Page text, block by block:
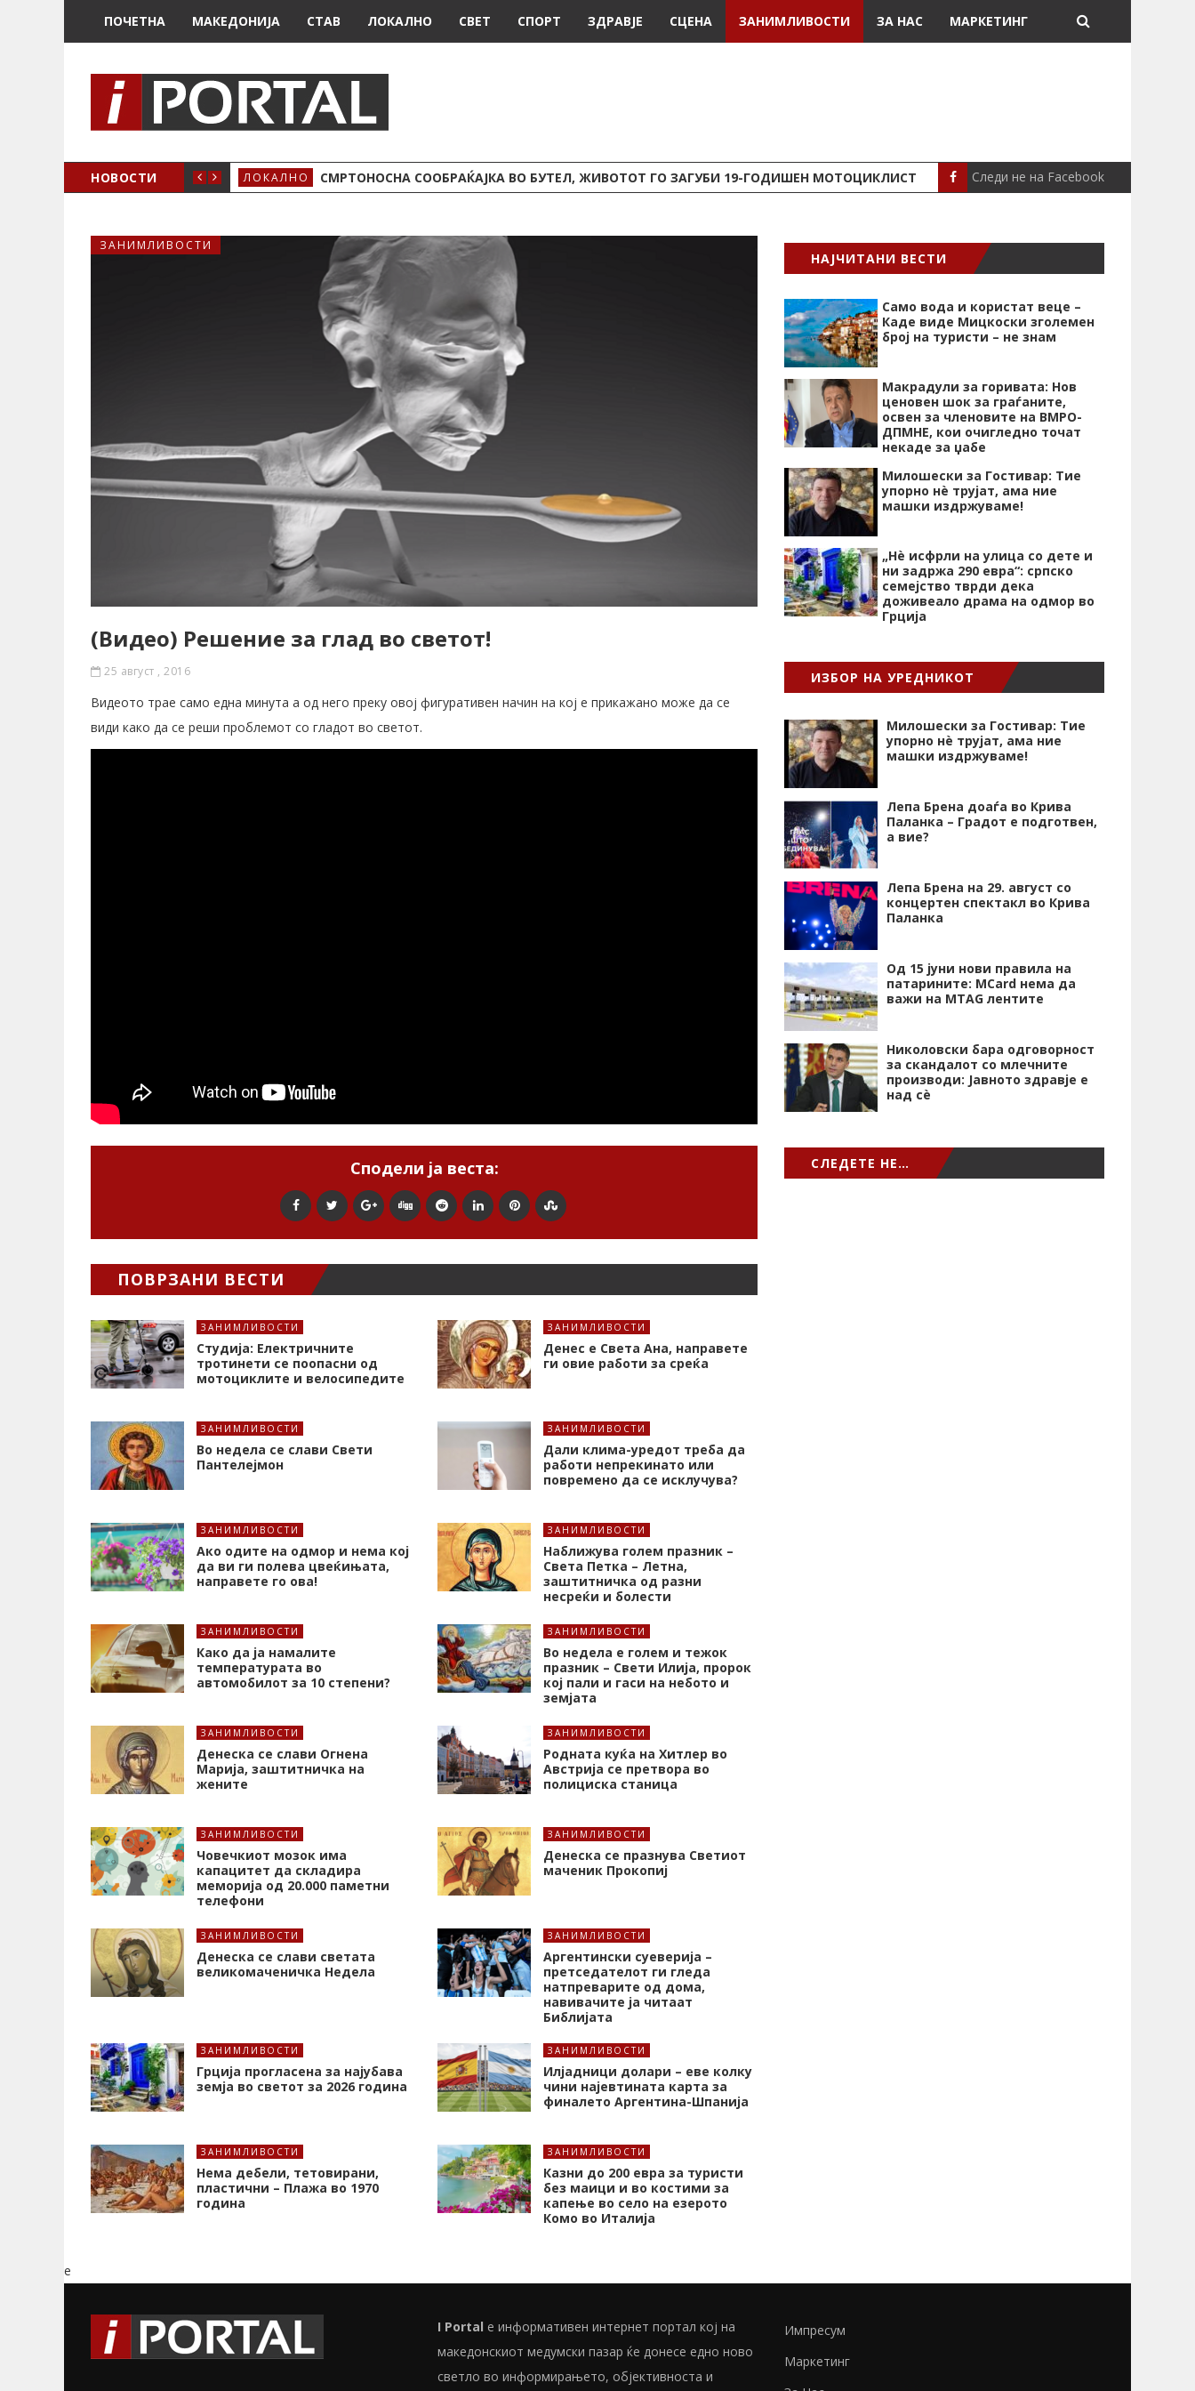
ПОЧЕТНА МАКЕДОНИЈА СТАВ ЛОКАЛНО СВЕТ СПОРТ ЗДРАВЈЕ СЦЕНА ЗАНИМЛИВОСТИ ЗА НАС МАРКЕТИНГ
НОВОСТИ ЛОКАЛНО СМРТОНОСНА СООБРАЌАЈКА ВО БУТЕЛ, ЖИВОТОТ ГО ЗАГУБИ 19-ГОДИШЕН МОТОЦИКЛИСТ СЦЕНА СЕВЕРИНА ВО
Следи не на Facebook
ЗАНИМЛИВОСТИ
(Видео) Решение за глад во светот!
25 август , 2016
Видеото трае само една минута а од него преку овој фигуративен начин на кој е прикажано може да се
види како да се реши проблемот со гладот во светот.
Сподели ја веста:
ПОВРЗАНИ ВЕСТИ
ЗАНИМЛИВОСТИ
Студија: Електричните
тротинети се поопасни од
мотоциклите и велосипедите
ЗАНИМЛИВОСТИ
Денес е Света Ана, направете
ги овие работи за среќа
ЗАНИМЛИВОСТИ
Во недела се слави Свети
Пантелејмон
ЗАНИМЛИВОСТИ
Дали клима-уредот треба да
работи непрекинато или
повремено да се исклучува?
ЗАНИМЛИВОСТИ
Ако одите на одмор и нема кој
да ви ги полева цвеќињата,
направете го ова!
ЗАНИМЛИВОСТИ
Наближува голем празник –
Света Петка – Летна,
заштитничка од разни
несреќи и болести
ЗАНИМЛИВОСТИ
Како да ја намалите
температурата во
автомобилот за 10 степени?
ЗАНИМЛИВОСТИ
Во недела е голем и тежок
празник – Свети Илија, пророк
кој пали и гаси на небото и
земјата
ЗАНИМЛИВОСТИ
Денеска се слави Огнена
Марија, заштитничка на
жените
ЗАНИМЛИВОСТИ
Родната куќа на Хитлер во
Австрија се претвора во
полициска станица
ЗАНИМЛИВОСТИ
Човечкиот мозок има
капацитет да складира
меморија од 20.000 паметни
телефони
ЗАНИМЛИВОСТИ
Денеска се празнува Светиот
маченик Прокопиј
ЗАНИМЛИВОСТИ
Денеска се слави светата
великомаченичка Недела
ЗАНИМЛИВОСТИ
Аргентински суеверија –
претседателот ги гледа
натпреварите од дома,
навивачите ја читаат
Библијата
ЗАНИМЛИВОСТИ
Грција прогласена за најубава
земја во светот за 2026 година
ЗАНИМЛИВОСТИ
Илјадници долари – еве колку
чини најевтината карта за
финалето Аргентина-Шпанија
ЗАНИМЛИВОСТИ
Нема дебели, тетовирани,
пластични – Плажа во 1970
година
ЗАНИМЛИВОСТИ
Казни до 200 евра за туристи
без маици и во костими за
капење во село на езерото
Комо во Италија
НАЈЧИТАНИ ВЕСТИ
Само вода и користат веце –
Каде виде Мицкоски зголемен
број на туристи – не знам
Макрадули за горивата: Нов
ценовен шок за граѓаните,
освен за членовите на ВМРО-
ДПМНЕ, кои очигледно точат
некаде за џабе
Милошески за Гостивар: Тие
упорно нѐ трујат, ама ние
машки издржуваме!
„Нѐ исфрли на улица со дете и
ни задржа 290 евра“: српско
семејство тврди дека
доживеало драма на одмор во
Грција
ИЗБОР НА УРЕДНИКОТ
Милошески за Гостивар: Тие
упорно нѐ трујат, ама ние
машки издржуваме!
Лепа Брена доаѓа во Крива
Паланка – Градот е подготвен,
а вие?
Лепа Брена на 29. август со
концертен спектакл во Крива
Паланка
Од 15 јуни нови правила на
патарините: MCard нема да
важи на MTAG лентите
Николовски бара одговорност
за скандалот со млечните
производи: Јавното здравје е
над сѐ
СЛЕДЕТЕ НЕ…
e
I Portal е информативен интернет портал кој на
македонскиот медумски пазар ќе донесе едно ново
светло во информирањето, објективноста и
Импресум
Маркетинг